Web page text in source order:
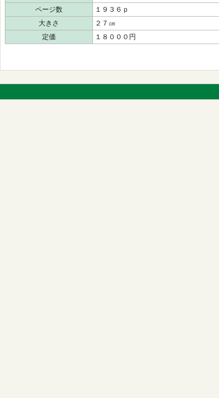
ページ数
１９３６ｐ
大きさ
２７㎝
定価
１８０００円